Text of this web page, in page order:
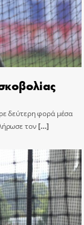
δεύτερη φορά μέσα
τον[…]